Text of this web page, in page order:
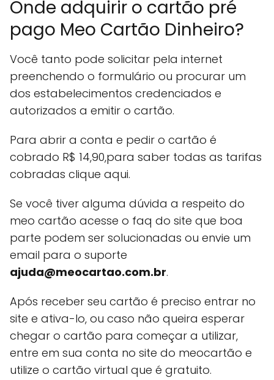
Onde adquirir o cartão pré
pago Meo Cartão Dinheiro?
Você tanto pode solicitar pela internet
preenchendo o formulário ou procurar um
dos estabelecimentos credenciados e
autorizados a emitir o cartão.
Para abrir a conta e pedir o cartão é
cobrado R$ 14,90,para saber todas as tarifas
cobradas clique aqui.
Se você tiver alguma dúvida a respeito do
meo cartão acesse o faq do site que boa
parte podem ser solucionadas ou envie um
email para o suporte
ajuda@meocartao.com.br.
Após receber seu cartão é preciso entrar no
site e ativa-lo, ou caso não queira esperar
chegar o cartão para começar a utilizar,
entre em sua conta no site do meocartão e
utilize o cartão virtual que é gratuito.